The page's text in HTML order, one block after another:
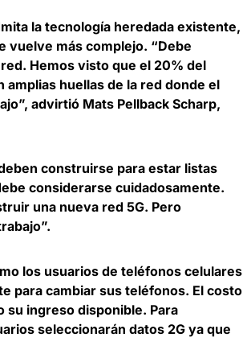
la tecnología heredada existente,
vuelve más complejo. “Debe
Hemos visto que el 20% del
huellas de la red donde el
advirtió Mats Pellback Scharp,
construirse para estar listas
considerarse cuidadosamente.
una nueva red 5G. Pero
los usuarios de teléfonos celulares
para cambiar sus teléfonos. El costo
su ingreso disponible. Para
seleccionarán datos 2G ya que